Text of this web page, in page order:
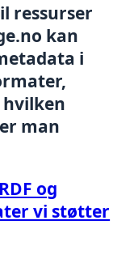
ressurser
kan
i
hvilken
man
og
vi støtter